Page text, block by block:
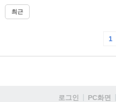
최근
1
로그인 PC화면